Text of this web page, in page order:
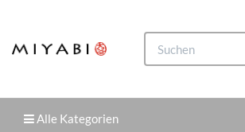
Alle Kategorien